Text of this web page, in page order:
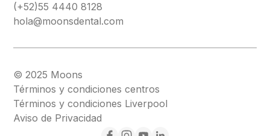
(+52)55 4440 8128
hola@moonsdental.com
© 2025 Moons
Términos y condiciones centros
Términos y condiciones Liverpool
Aviso de Privacidad